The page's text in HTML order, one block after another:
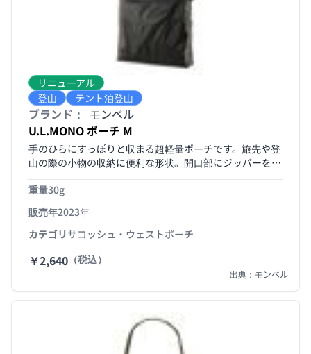
リニューアル
登山
テント泊登山
ブランド：
モンベル
U.L.MONO ポーチ M
手のひらにすっぽりと収まる超軽量ポーチです。旅先や登
山の際の小物の収納に便利な形状。開口部にジッパーを設
けています。テープの長さは調節可能で、余りは本体に収
納できます。A5サイズ対応。
重量30g
販売年2023年
カテゴリサコッシュ・ウェストポーチ
￥2,640 （税込）
出典：モンベル